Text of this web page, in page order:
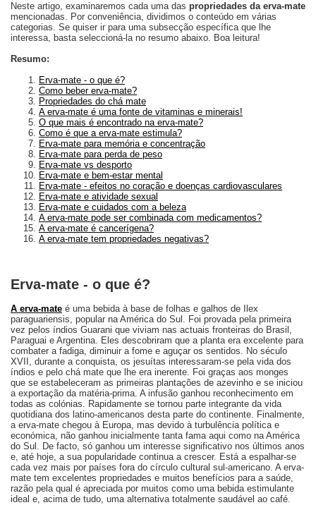
Neste artigo, examinaremos cada uma das propriedades da erva-mate
mencionadas. Por conveniência, dividimos o conteúdo em várias
categorias. Se quiser ir para uma subsecção específica que lhe
interessa, basta seleccioná-la no resumo abaixo. Boa leitura!
Resumo:
Erva-mate - o que é?
Como beber erva-mate?
Propriedades do chá mate
A erva-mate é uma fonte de vitaminas e minerais!
O que mais é encontrado na erva-mate?
Como é que a erva-mate estimula?
Erva-mate para memória e concentração
Erva-mate para perda de peso
Erva-mate vs desporto
Erva-mate e bem-estar mental
Erva-mate - efeitos no coração e doenças cardiovasculares
Erva-mate e atividade sexual
Erva-mate e cuidados com a beleza
A erva-mate pode ser combinada com medicamentos?
A erva-mate é cancerígena?
A erva-mate tem propriedades negativas?
Erva-mate - o que é?
A erva-mate é uma bebida à base de folhas e galhos de Ilex
paraguariensis, popular na América do Sul. Foi provada pela primeira
vez pelos índios Guarani que viviam nas actuais fronteiras do Brasil,
Paraguai e Argentina. Eles descobriram que a planta era excelente para
combater a fadiga, diminuir a fome e aguçar os sentidos. No século
XVII, durante a conquista, os jesuítas interessaram-se pela vida dos
índios e pelo chá mate que lhe era inerente. Foi graças aos monges
que se estabeleceram as primeiras plantações de azevinho e se iniciou
a exportação da matéria-prima. A infusão ganhou reconhecimento em
todas as colónias. Rapidamente se tornou parte integrante da vida
quotidiana dos latino-americanos desta parte do continente. Finalmente,
a erva-mate chegou à Europa, mas devido à turbulência política e
económica, não ganhou inicialmente tanta fama aqui como na América
do Sul. De facto, só ganhou um interesse significativo nos últimos anos
e, até hoje, a sua popularidade continua a crescer. Está a espalhar-se
cada vez mais por países fora do círculo cultural sul-americano. A erva-
mate tem excelentes propriedades e muitos benefícios para a saúde,
razão pela qual é apreciada por muitos como uma bebida estimulante
ideal e, acima de tudo, uma alternativa totalmente saudável ao café.